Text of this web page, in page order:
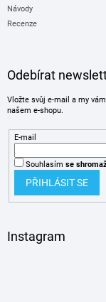
Návody
Recenze
Odebírat
Vložte svůj e-mail a my
našem e-shopu.
E-mail
Souhlasím se
PŘIHLÁSIT SE
Instagram